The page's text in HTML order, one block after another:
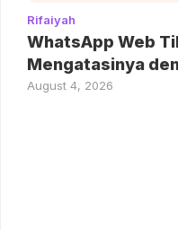
Rifaiyah
WhatsApp Web
Mengatasinya
August 4, 2026